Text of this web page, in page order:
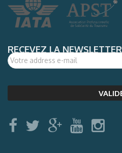
RECEVEZ LA NEWSLETTER